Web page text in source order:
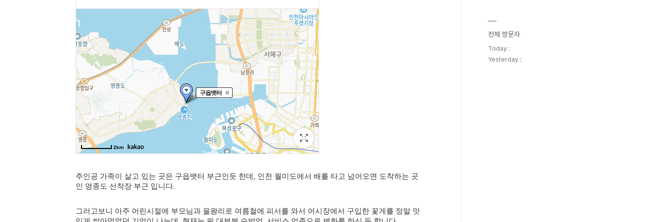
주인공 가족이 살고 있는 곳은 구읍뱃터 부근인듯 한데, 인천 월미도에서 배를 타고 넘어오면 도착하는 곳
인 영종도 선착장 부근 입니다.
그러고보니 아주 어린시절에 부모님과 을왕리로 여름철에 피서를 와서 어시장에서 구입한 꽃게를 정말 맛
전체 방문자
Today :
Yesterday :